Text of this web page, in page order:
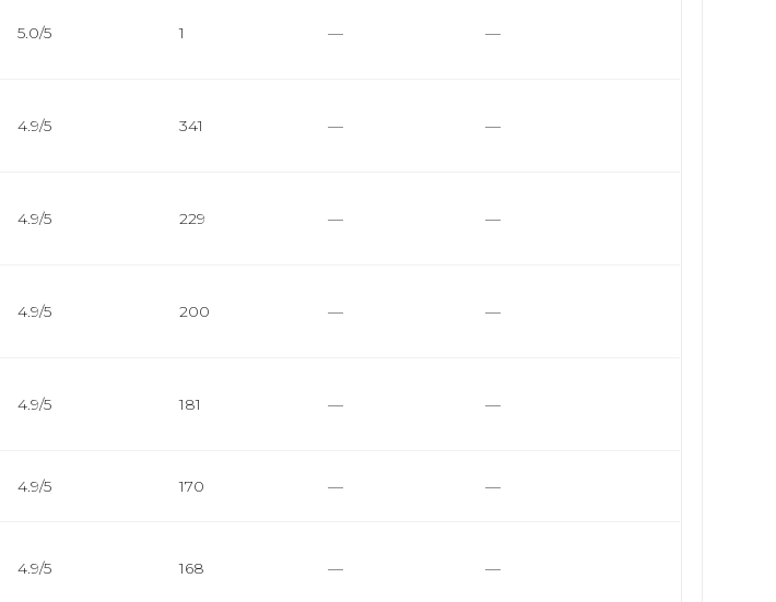
5.0/5 1 — —
4.9/5 341 — —
4.9/5 229 — —
4.9/5 200 — —
4.9/5 181 — —
4.9/5 170 — —
4.9/5 168 — —